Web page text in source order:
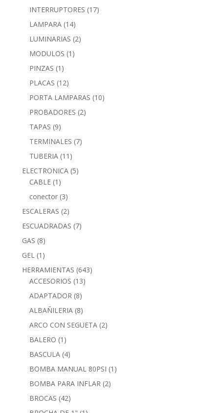
INTERRUPTORES (17)
LAMPARA (14)
LUMINARIAS (2)
MODULOS (1)
PINZAS (1)
PLACAS (12)
PORTA LAMPARAS (10)
PROBADORES (2)
TAPAS (9)
TERMINALES (7)
TUBERIA (11)
ELECTRONICA (5)
CABLE (1)
conector (3)
ESCALERAS (2)
ESCUADRADAS (7)
GAS (8)
GEL (1)
HERRAMIENTAS (643)
ACCESORIOS (13)
ADAPTADOR (8)
ALBAÑILERIA (8)
ARCO CON SEGUETA (2)
BALERO (1)
BASCULA (4)
BOMBA MANUAL 80PSI (1)
BOMBA PARA INFLAR (2)
BROCAS (42)